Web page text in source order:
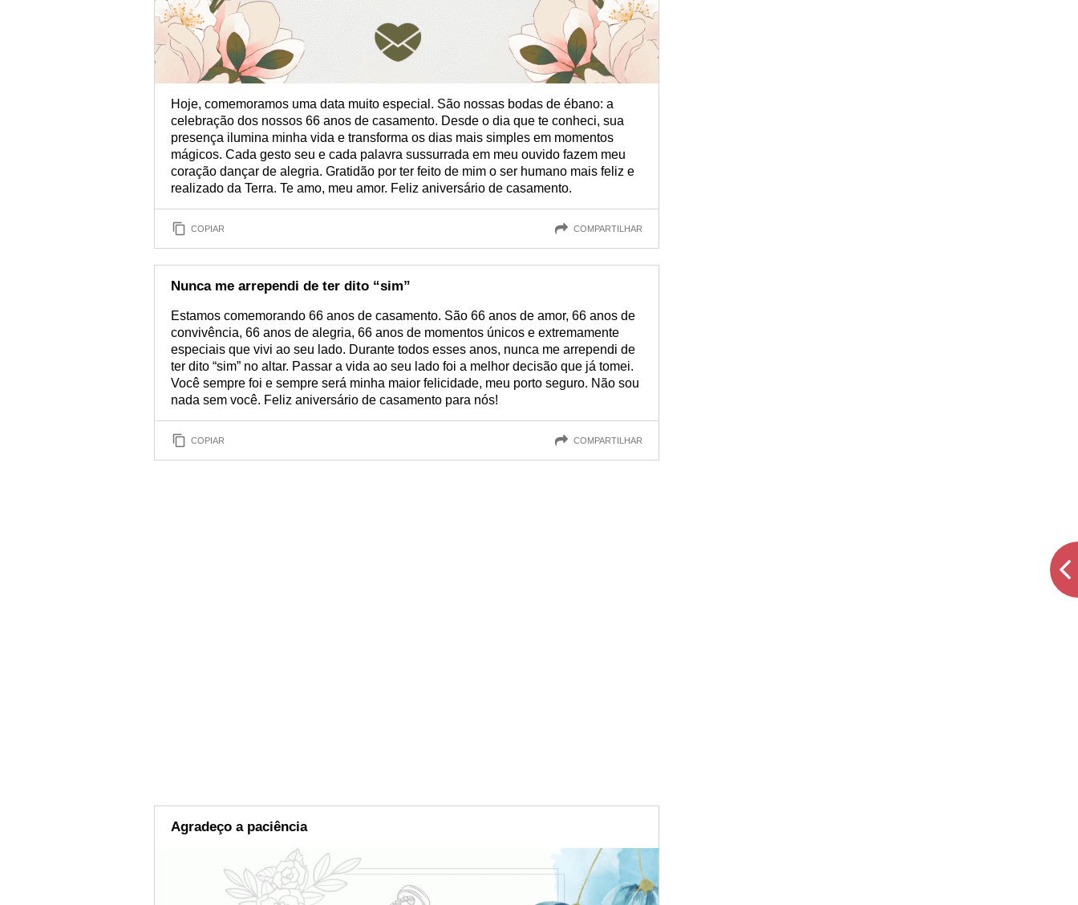
Hoje, comemoramos uma data muito especial. São nossas bodas de ébano: a
celebração dos nossos 66 anos de casamento. Desde o dia que te conheci, sua
presença ilumina minha vida e transforma os dias mais simples em momentos
mágicos. Cada gesto seu e cada palavra sussurrada em meu ouvido fazem meu
coração dançar de alegria. Gratidão por ter feito de mim o ser humano mais feliz e
realizado da Terra. Te amo, meu amor. Feliz aniversário de casamento.
COPIAR COMPARTILHAR
Nunca me arrependi de ter dito “sim”
Estamos comemorando 66 anos de casamento. São 66 anos de amor, 66 anos de
convivência, 66 anos de alegria, 66 anos de momentos únicos e extremamente
especiais que vivi ao seu lado. Durante todos esses anos, nunca me arrependi de
ter dito “sim” no altar. Passar a vida ao seu lado foi a melhor decisão que já tomei.
Você sempre foi e sempre será minha maior felicidade, meu porto seguro. Não sou
nada sem você. Feliz aniversário de casamento para nós!
COPIAR COMPARTILHAR
Agradeço a paciência